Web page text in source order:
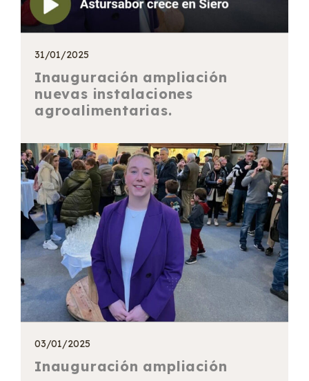
31/01/2025
Inauguración ampliación
nuevas instalaciones
agroalimentarias.
03/01/2025
Inauguración ampliación